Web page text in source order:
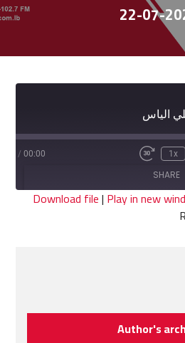
22-07-
الياس
1x
Fast
seconds
00:00
/
SHARE
Download file| Play in new
Author's